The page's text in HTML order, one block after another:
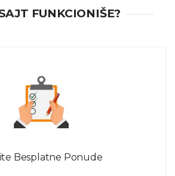
ima dovoljno mleka? Da li joj je
da je izvedemo? Kako očistiti
kako treba u odnosu sa
u vezi sa
, možete angažovati profesionalca
-pravilne nega novorođenčeta,
grčevai brojnih drugih aktivnosti.
FUNKCIONIŠE?
Besplatne Ponude